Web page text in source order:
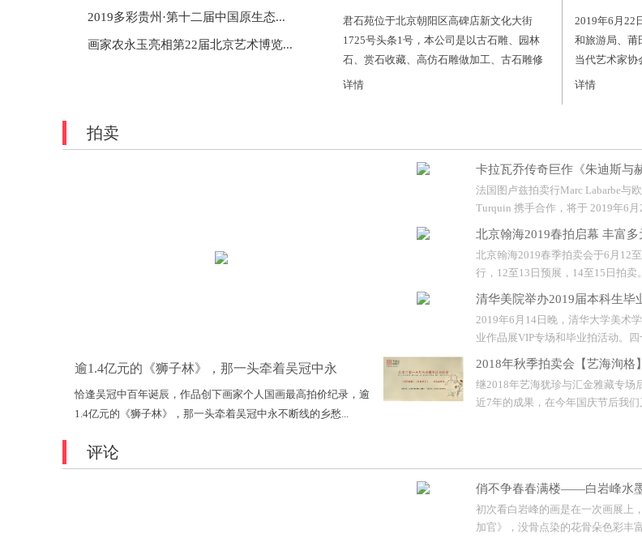
2019多彩贵州·第十二届中国原生态...
画家农永玉亮相第22届北京艺术博览...
君石苑位于北京朝阳区高碑店新文化大街
1725号头条1号，本公司是以古石雕、园林
石、赏石收藏、高仿石雕做加工、古石雕修
复、字画、花卉租摆以及安装、运输和园林
详情
2019年6月22
和旅游局、莆
当代艺术家
法籍华人叶星
详情
拍卖
逾1.4亿元的《狮子林》，那一头牵着吴冠中永
恰逢吴冠中百年诞辰，作品创下画家个人国画最高拍价纪录，逾
1.4亿元的《狮子林》，那一头牵着吴冠中永不断线的乡愁...
卡拉瓦乔传奇巨作《朱迪斯与
法国图卢兹拍卖行Marc Labarbe与
Turquin 携手合作，将于 2019年6
卡拉瓦乔（Caravaggio）名画《朱
and Holofernes）。此画相信已消
阁楼被意外发现，震撼艺坛。...
北京翰海2019春拍启幕 丰富多
北京翰海2019春季拍卖会于6月12
行，12至13日预展，14至15日拍
画（一）、（二），古代书画、民
油画雕塑、古董珍玩以及“紫瓯凝香
1770余件。...
清华美院举办2019届本科生毕
2019年6月14日晚，清华大学美术
业作品展VIP专场和毕业拍活动。
以及用人单位的负责人，以及众多
美术学院美术馆和清华大学艺术博
宾们在观看完毕业生作品展后，参
区大厅举行的毕业拍活动。...
2018年秋季拍卖会【艺海洵格
继2018年艺海犹珍与汇金雅藏专场
近7年的成果，在今年国庆节后我
评论
俏不争春春满楼——白岩峰水
初次看白岩峰的画是在一次画展上
加官》，没骨点染的花骨朵色彩丰